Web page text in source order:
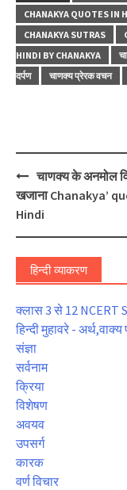
CHANAKYA QUOTES IN
CHANAKYA SUTRAS
HINDI BY CHANAKYA
दर्पण
चाणक्य प्रेरक वचन
Post
navigation
चाणक्य के अनमोल
खजाना Chanakya’
Hindi
हिन्दी व्याकरण
क्लास 3 से 12
हिन्दी मुहावरे - अर्थ,वाक्य
संज्ञा
सर्वनाम
क्रिया
विशेषण
अवयव
उपसर्ग
कारक
वर्ण विचार